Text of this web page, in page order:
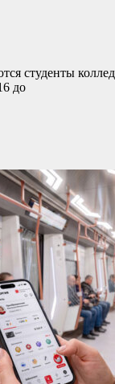
студенты
до